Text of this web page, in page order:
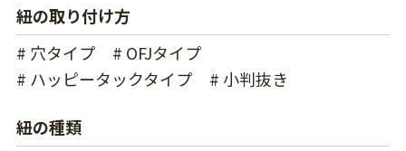
紐の取り付け方
# 穴タイプ
# OFJタイプ
# ハッピータックタイプ
# 小判抜き
紐の種類